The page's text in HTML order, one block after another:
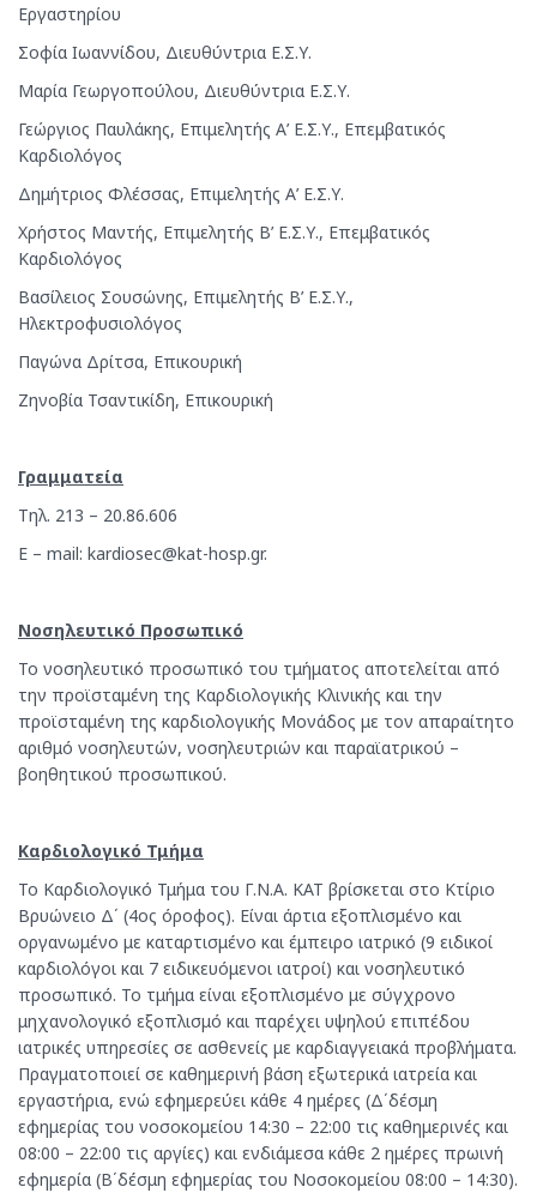
Εργαστηρίου
Σοφία Ιωαννίδου, Διευθύντρια Ε.Σ.Υ.
Μαρία Γεωργοπούλου, Διευθύντρια Ε.Σ.Υ.
Γεώργιος Παυλάκης, Επιμελητής Α’ Ε.Σ.Υ., Επεμβατικός
Καρδιολόγος
Δημήτριος Φλέσσας, Επιμελητής Α’ Ε.Σ.Υ.
Χρήστος Μαντής, Επιμελητής Β’ Ε.Σ.Υ., Επεμβατικός
Καρδιολόγος
Βασίλειος Σουσώνης, Επιμελητής Β’ Ε.Σ.Υ.,
Ηλεκτροφυσιολόγος
Παγώνα Δρίτσα, Επικουρική
Ζηνοβία Τσαντικίδη, Επικουρική
Γραμματεία
Τηλ. 213 – 20.86.606
E – mail: kardiosec@kat-hosp.gr.
Νοσηλευτικό Προσωπικό
Το νοσηλευτικό προσωπικό του τμήματος αποτελείται από
την προϊσταμένη της Καρδιολογικής Κλινικής και την
προϊσταμένη της καρδιολογικής Μονάδος με τον απαραίτητο
αριθμό νοσηλευτών, νοσηλευτριών και παραϊατρικού –
βοηθητικού προσωπικού.
Καρδιολογικό Τμήμα
Το Καρδιολογικό Τμήμα του Γ.Ν.Α. ΚΑΤ βρίσκεται στο Κτίριο
Βρυώνειο Δ΄ (4ος όροφος). Είναι άρτια εξοπλισμένο και
οργανωμένο με καταρτισμένο και έμπειρο ιατρικό (9 ειδικοί
καρδιολόγοι και 7 ειδικευόμενοι ιατροί) και νοσηλευτικό
προσωπικό. Το τμήμα είναι εξοπλισμένο με σύγχρονο
μηχανολογικό εξοπλισμό και παρέχει υψηλού επιπέδου
ιατρικές υπηρεσίες σε ασθενείς με καρδιαγγειακά προβλήματα.
Πραγματοποιεί σε καθημερινή βάση εξωτερικά ιατρεία και
εργαστήρια, ενώ εφημερεύει κάθε 4 ημέρες (Δ΄δέσμη
εφημερίας του νοσοκομείου 14:30 – 22:00 τις καθημερινές και
08:00 – 22:00 τις αργίες) και ενδιάμεσα κάθε 2 ημέρες πρωινή
εφημερία (Β΄δέσμη εφημερίας του Νοσοκομείου 08:00 – 14:30).